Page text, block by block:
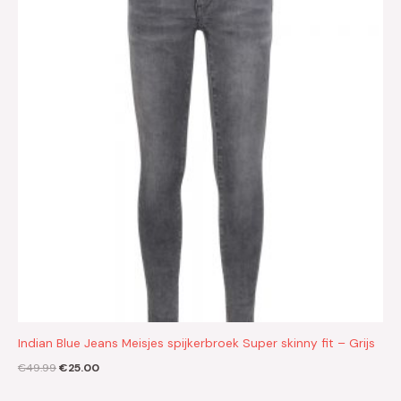
Indian Blue Jeans Meisjes spijkerbroek Super skinny fit – Grijs
€49.99€25.00